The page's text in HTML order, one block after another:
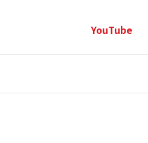
YouTube